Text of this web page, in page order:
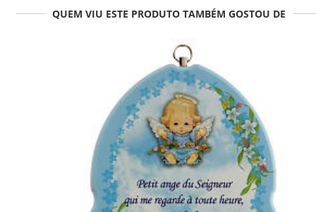
QUEM VIU ESTE PRODUTO TAMBÉM GOSTOU DE